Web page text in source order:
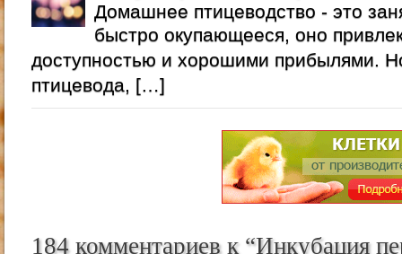
Домашнее птицеводство - это
быстро окупающееся, оно
доступностью и хорошими прибылями.
птицевода, […]
184 комментариев к “Инкубация